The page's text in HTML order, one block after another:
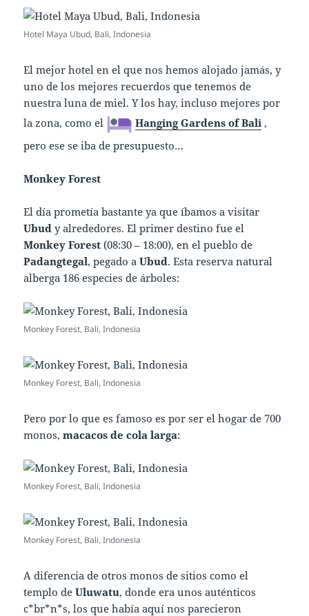
Hotel Maya Ubud, Bali, Indonesia
El mejor hotel en el que nos hemos alojado jamás, y
uno de los mejores recuerdos que tenemos de
nuestra luna de miel. Y los hay, incluso mejores por
la zona, como el
Hanging Gardens of Bali ,
pero ese se iba de presupuesto…
Monkey Forest
El día prometía bastante ya que íbamos a visitar
Ubud y alrededores. El primer destino fue el
Monkey Forest(08:30 – 18:00), en el pueblo de
Padangtegal, pegado aUbud. Esta reserva natural
alberga 186 especies de árboles:
Monkey Forest, Bali, Indonesia
Monkey Forest, Bali, Indonesia
Pero por lo que es famoso es por ser el hogar de 700
monos,macacos de cola larga:
Monkey Forest, Bali, Indonesia
Monkey Forest, Bali, Indonesia
A diferencia de otros monos de sitios como el
templo deUluwatu, donde era unos auténticos
c*br*n*s, los que había aquí nos parecieron